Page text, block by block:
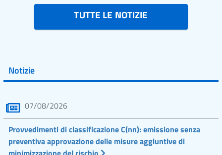
TUTTE LE NOTIZIE
Notizie
07/08/2026
Provvedimenti di classificazione C(nn): emissione senza
preventiva approvazione delle misure aggiuntive di